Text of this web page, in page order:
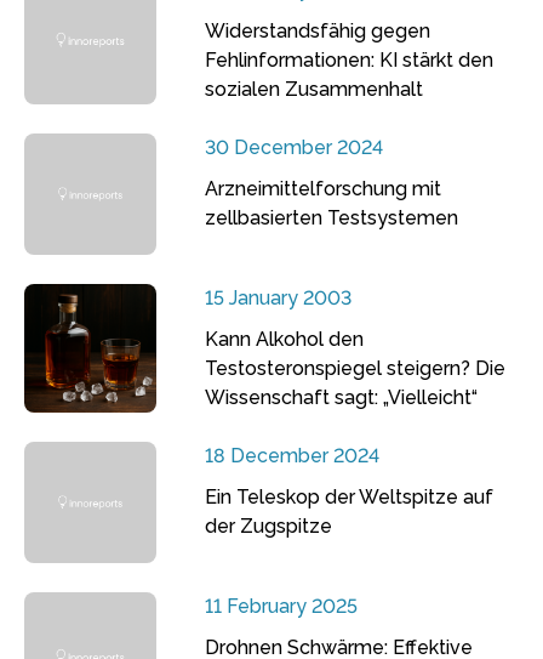
Widerstandsfähig gegen
Fehlinformationen: KI stärkt den
sozialen Zusammenhalt
30 December 2024
Arzneimittelforschung mit
zellbasierten Testsystemen
15 January 2003
Kann Alkohol den
Testosteronspiegel steigern? Die
Wissenschaft sagt: „Vielleicht“
18 December 2024
Ein Teleskop der Weltspitze auf
der Zugspitze
11 February 2025
Drohnen Schwärme: Effektive